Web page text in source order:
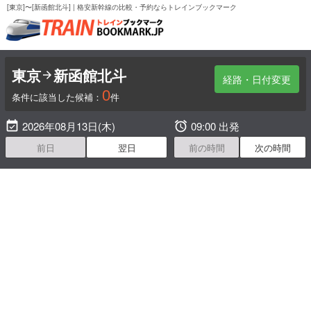
[東京]〜[新函館北斗] | 格安新幹線の比較・予約ならトレインブックマーク
経路・日付変更
東京 新函館北斗
条件に該当した候補： 0件
 2026年08月13日(木)
前日 翌日
 09:00 出発
前の時間 次の時間